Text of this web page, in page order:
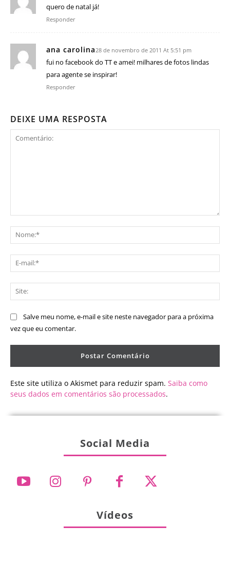
quero de natal já!
Responder
ana carolina 28 de novembro de 2011 At 5:51 pm
fui no facebook do TT e amei! milhares de fotos lindas
para agente se inspirar!
Responder
DEIXE UMA RESPOSTA
Salve meu nome, e-mail e site neste navegador para a próxima
vez que eu comentar.
Este site utiliza o Akismet para reduzir spam. Saiba como
seus dados em comentários são processados.
Social Media
Vídeos